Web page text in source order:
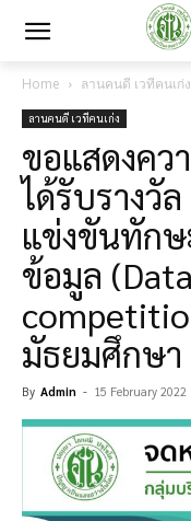
Home ลานคนดี เวทีคนเก่ง
ลานคนดี เวทีคนเก่ง
ขอแสดงคว
ได้รับรางวั
แข่งขันทักษ
ข้อมูล
มัธยมศึกษา
By Admin - 15 February 2022